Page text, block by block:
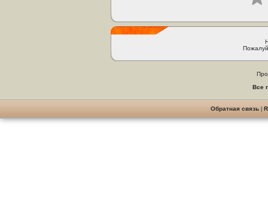
Все
Обратная связь